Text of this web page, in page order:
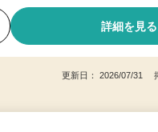
詳細を見る
更新日： 2026/07/31